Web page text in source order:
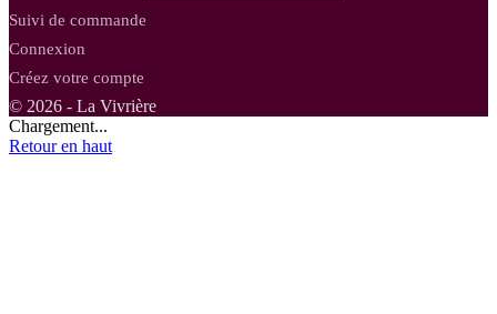
Suivi de commande
Connexion
Créez votre compte
© 2026 - La Vivrière
Chargement...
Retour en haut